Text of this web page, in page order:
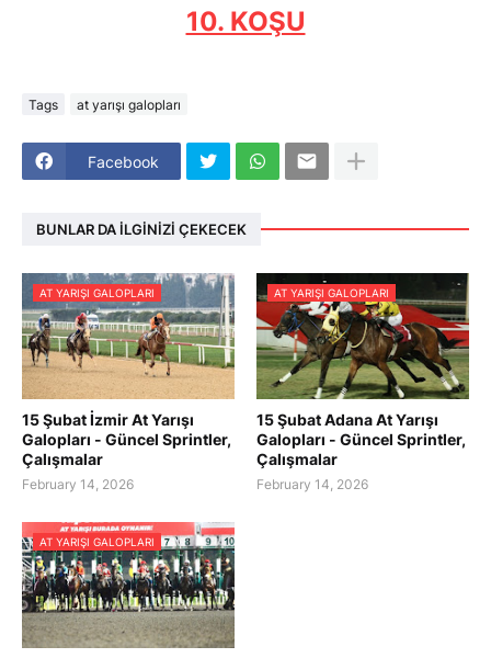
10. KOŞU
Tags at yarışı galopları
Facebook
BUNLAR DA İLGINIZI ÇEKECEK
AT YARIŞI GALOPLARI
15 Şubat İzmir At Yarışı
Galopları - Güncel Sprintler,
Çalışmalar
February 14, 2026
AT YARIŞI GALOPLARI
15 Şubat Adana At Yarışı
Galopları - Güncel Sprintler,
Çalışmalar
February 14, 2026
AT YARIŞI GALOPLARI